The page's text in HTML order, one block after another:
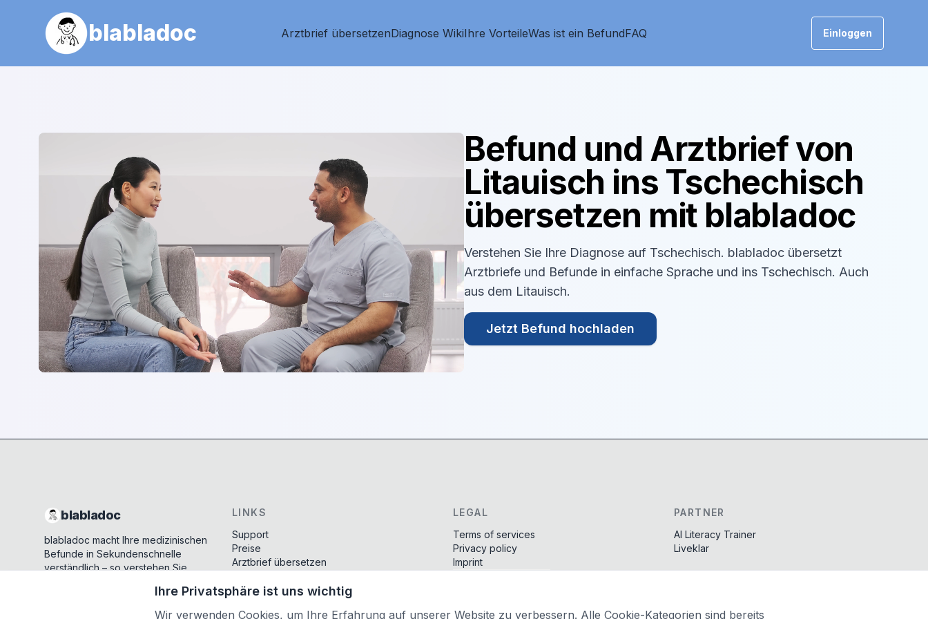
blabladoc Arztbrief übersetzenDiagnose WikiIhre VorteileWas ist ein BefundFAQ Einloggen
Befund und Arztbrief von
Litauisch ins Tschechisch
übersetzen mit blabladoc
Verstehen Sie Ihre Diagnose auf Tschechisch. blabladoc übersetzt
Arztbriefe und Befunde in einfache Sprache und ins Tschechisch. Auch
aus dem Litauisch.
Jetzt Befund hochladen
blabladoc
blabladoc macht Ihre medizinischen
Befunde in Sekundenschnelle
verständlich – so verstehen Sie
LINKS
Support
Preise
Arztbrief übersetzen
Ihre Vorteile
LEGAL
Terms of services
Privacy policy
Imprint
PARTNER
AI Literacy Trainer
Liveklar
Ihre Privatsphäre ist uns wichtig
Wir verwenden Cookies, um Ihre Erfahrung auf unserer Website zu verbessern. Alle Cookie-Kategorien sind bereits